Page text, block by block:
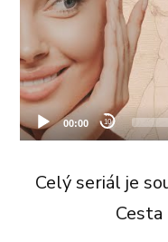
Celý seriál je